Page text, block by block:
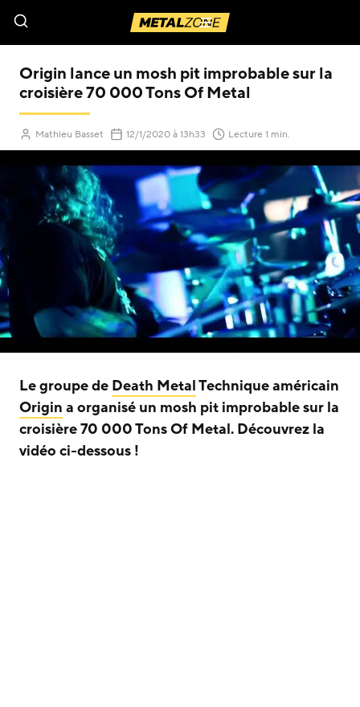
Menu
Origin lance un mosh pit improbable sur la
croisière 70 000 Tons Of Metal
Mathieu Basset 12/1/2020(Mis à jour le)
à 13h33 Lecture 1 min.
Le groupe de Death MetalTechnique américain
Origin a organisé un mosh pit improbable sur la
croisière 70 000 Tons Of Metal. Découvrez la
vidéo ci-dessous !